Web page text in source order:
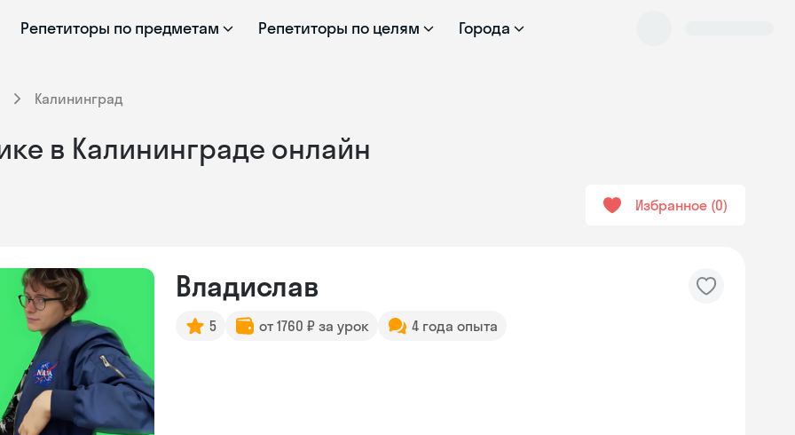
Репетиторы по предметам Репетиторы по целям Города
Калининград
в Калининграде онлайн
Избранное 0
Владислав
5 от 1760 ₽ за урок 4 года опыта